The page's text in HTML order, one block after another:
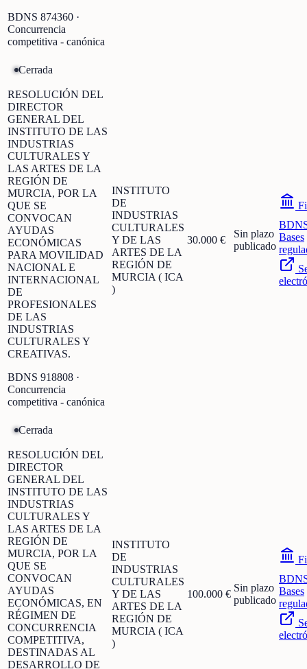
BDNS 874360 ·
Concurrencia
competitiva - canónica
Cerrada
RESOLUCIÓN DEL
DIRECTOR
GENERAL DEL
INSTITUTO DE LAS
INDUSTRIAS
CULTURALES Y
LAS ARTES DE LA
REGIÓN DE
MURCIA, POR LA
QUE SE
CONVOCAN
AYUDAS
ECONÓMICAS
PARA MOVILIDAD
NACIONAL E
INTERNACIONAL
DE
PROFESIONALES
DE LAS
INDUSTRIAS
CULTURALES Y
CREATIVAS.
BDNS 918808 ·
Concurrencia
competitiva - canónica
INSTITUTO
DE
INDUSTRIAS
CULTURALES
Y DE LAS
ARTES DE LA
REGIÓN DE
MURCIA ( ICA
)
30.000 €
Sin plazo
publicado
Bases
Cerrada
RESOLUCIÓN DEL
DIRECTOR
GENERAL DEL
INSTITUTO DE LAS
INDUSTRIAS
CULTURALES Y
LAS ARTES DE LA
REGIÓN DE
MURCIA, POR LA
QUE SE
CONVOCAN
AYUDAS
ECONÓMICAS, EN
RÉGIMEN DE
CONCURRENCIA
COMPETITIVA,
DESTINADAS AL
DESARROLLO DE
INSTITUTO
DE
INDUSTRIAS
CULTURALES
Y DE LAS
ARTES DE LA
REGIÓN DE
MURCIA ( ICA
)
100.000 €
Sin plazo
publicado
Bases